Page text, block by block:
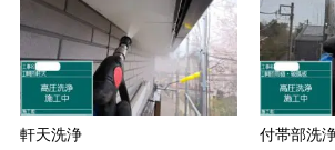
軒天洗浄 付帯部洗